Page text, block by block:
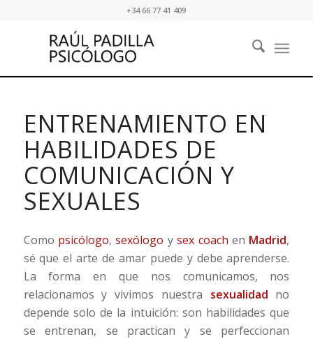
+34 66 77 41 409
ENTRENAMIENTO EN
HABILIDADES DE
COMUNICACIÓN Y
SEXUALES
Como psicólogo,sexólogo ysex coach en Madrid,
sé que el arte de amar puede y debe aprenderse.
La forma en que nos comunicamos, nos
relacionamos y vivimos nuestra sexualidad no
depende solo de la intuición: son habilidades que
se entrenan, se practican y se perfeccionan